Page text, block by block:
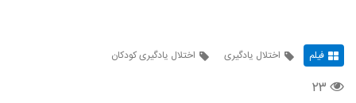
فیلم اختلال یادگیری اختلال یادگیری کودکان
۲۳